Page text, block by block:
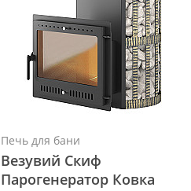
Печь для бани
Везувий Скиф
Парогенератор Ковка